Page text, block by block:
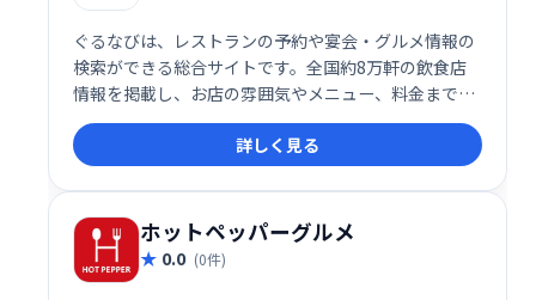
ぐるなびは、レストランの予約や宴会・グルメ情報の
検索ができる総合サイトです。全国約8万軒の飲食店
情報を掲載し、お店の雰囲気やメニュー、料金まで詳
しく紹介しています。キャンペーン情報やこだわり条
件での絞り込み検索など、目的や好みに合わせたお店
探しをサポートします。
詳しく見る
ホットペッパーグルメ
0.0 (0件)